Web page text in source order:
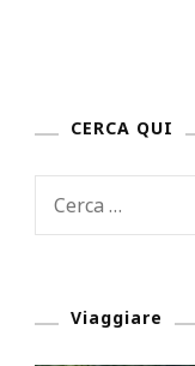
CERCA QUI
Ricerca
Viaggiare